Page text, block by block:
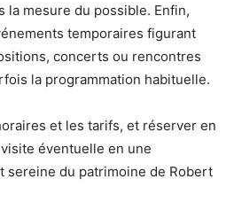
la mesure du possible. Enfin,
temporaires figurant
concerts ou rencontres
la programmation habituelle.
et les tarifs, et réserver en
éventuelle en une
sereine du patrimoine de Robert